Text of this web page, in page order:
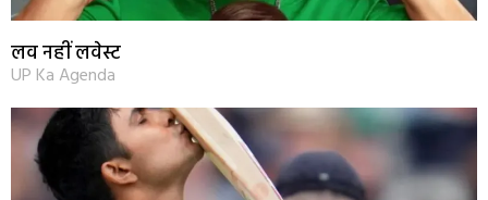
लव नहीं लवेस्ट
UP Ka Agenda